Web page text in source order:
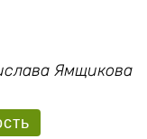
Ямщикова